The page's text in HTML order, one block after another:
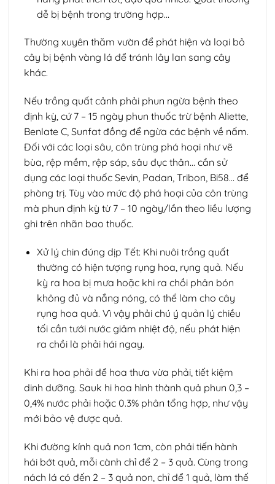
dễ bị bệnh trong trường hợp…
Thường xuyên thăm vườn để phát hiện và loại bỏ
cây bị bệnh vàng lá để tránh lây lan sang cây
khác.
Nếu trồng quất cảnh phải phun ngừa bệnh theo
định kỳ, cứ 7 – 15 ngày phun thuốc trừ bệnh Aliette,
Benlate C, Sunfat đồng để ngừa các bệnh về nấm.
Đối với các loại sâu, côn trùng phá hoại như vẽ
bùa, rệp mềm, rệp sáp, sâu đục thân… cần sử
dụng các loại thuốc Sevin, Padan, Tribon, Bi58… để
phòng trị. Tùy vào mức độ phá hoại của côn trùng
mà phun định kỳ từ 7 – 10 ngày/lần theo liều lượng
ghi trên nhãn bao thuốc.
Xử lý chin đúng dịp Tết: Khi nuôi trồng quất
thường có hiện tượng rụng hoa, rụng quả. Nếu
kỳ ra hoa bị mưa hoặc khi ra chồi phân bón
không đủ và nắng nóng, có thể làm cho cây
rụng hoa quả. Vì vậy phải chú ý quản lý chiều
tối cần tưới nước giảm nhiệt độ, nếu phát hiện
ra chồi là phải hái ngay.
Khi ra hoa phải để hoa thưa vừa phải, tiết kiệm
dinh dưỡng. Sauk hi hoa hình thành quả phun 0,3 –
0,4% nước phải hoặc 0.3% phân tổng hợp, như vậy
mới bảo vệ được quả.
Khi đường kính quả non 1cm, còn phải tiến hành
hái bớt quả, mỗi cành chỉ để 2 – 3 quả. Cùng trong
nách lá có đến 2 – 3 quả non, chỉ để 1 quả, làm thế